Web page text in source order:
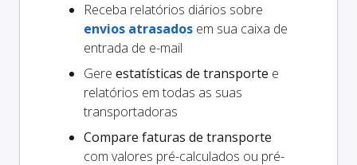
Receba relatórios diários sobre
envios atrasados em sua caixa de
entrada de e-mail
Gere estatísticas de transporte e
relatórios em todas as suas
transportadoras
Compare faturas de transporte
com valores pré-calculados ou pré-